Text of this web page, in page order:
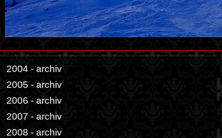
2004 - archiv
2005 - archiv
2006 - archiv
2007 - archiv
2008 - archiv